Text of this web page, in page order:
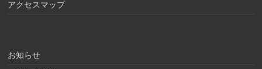
アクセスマップ
お知らせ